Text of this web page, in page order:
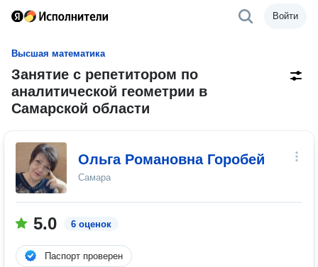
Войти
Высшая математика
Занятие с репетитором по
аналитической геометрии в
Самарской области
Ольга Романовна Горобей
Самара
5.0 6 оценок
Паспорт проверен